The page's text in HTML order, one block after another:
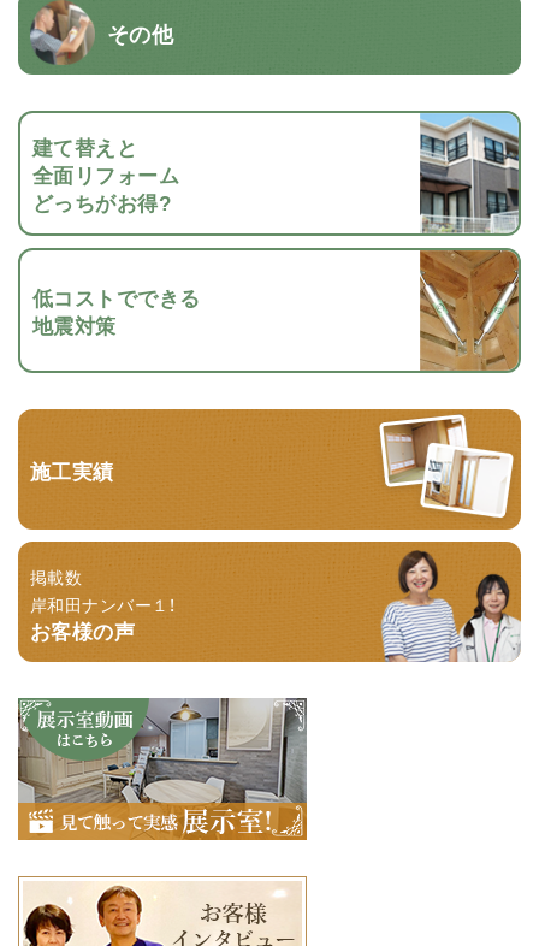
その他
建て替えと
全面リフォーム
どっちがお得?
低コストでできる
地震対策
施工実績
掲載数
岸和田ナンバー１！
お客様の声